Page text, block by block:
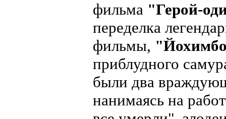
фильма "Герой-
переделка
фильмы,
приблудного
были два
нанимаясь на